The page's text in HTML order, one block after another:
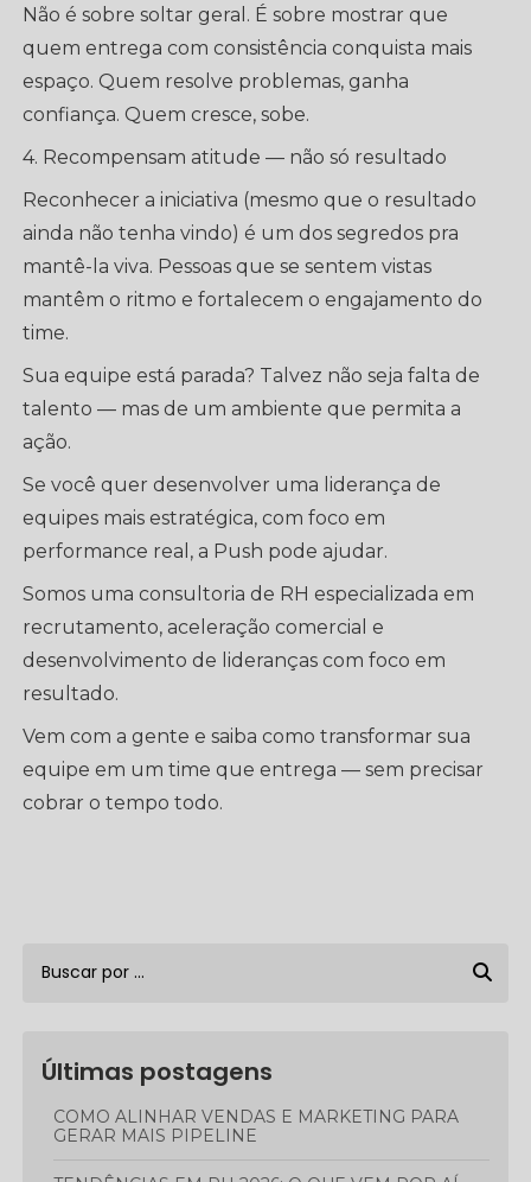
Não é sobre soltar geral. É sobre mostrar que
quem entrega com consistência conquista mais
espaço. Quem resolve problemas, ganha
confiança. Quem cresce, sobe.
4. Recompensam atitude — não só resultado
Reconhecer a iniciativa (mesmo que o resultado
ainda não tenha vindo) é um dos segredos pra
mantê-la viva. Pessoas que se sentem vistas
mantêm o ritmo e fortalecem o engajamento do
time.
Sua equipe está parada? Talvez não seja falta de
talento — mas de um ambiente que permita a
ação.
Se você quer desenvolver uma liderança de
equipes mais estratégica, com foco em
performance real, a Push pode ajudar.
Somos uma consultoria de RH especializada em
recrutamento, aceleração comercial e
desenvolvimento de lideranças com foco em
resultado.
Vem com a gente e saiba como transformar sua
equipe em um time que entrega — sem precisar
cobrar o tempo todo.
Últimas postagens
COMO ALINHAR VENDAS E MARKETING PARA
GERAR MAIS PIPELINE